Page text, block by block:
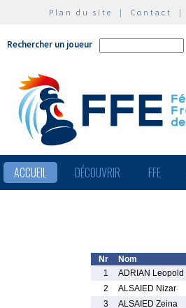
Plan du site | Contact |
Rechercher un joueur
ACCUEIL DÉCOUVRIR FFE
Nr Nom
1
ADRIAN Leopold
2
ALSAIED Nizar
3
ALSAIED Zeina